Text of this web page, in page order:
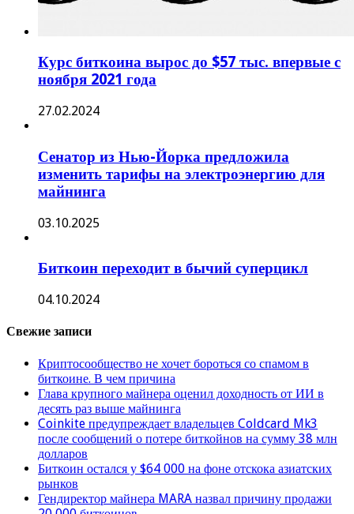
Курс биткоина вырос до $57 тыс. впервые с
ноября 2021 года
27.02.2024
Сенатор из Нью-Йорка предложила
изменить тарифы на электроэнергию для
майнинга
03.10.2025
Биткоин переходит в бычий суперцикл
04.10.2024
Свежие записи
Криптосообщество не хочет бороться со спамом в
биткоине. В чем причина
Глава крупного майнера оценил доходность от ИИ в
десять раз выше майнинга
Coinkite предупреждает владельцев Coldcard Mk3
после сообщений о потере биткойнов на сумму 38 млн
долларов
Биткоин остался у $64 000 на фоне отскока азиатских
рынков
Гендиректор майнера MARA назвал причину продажи